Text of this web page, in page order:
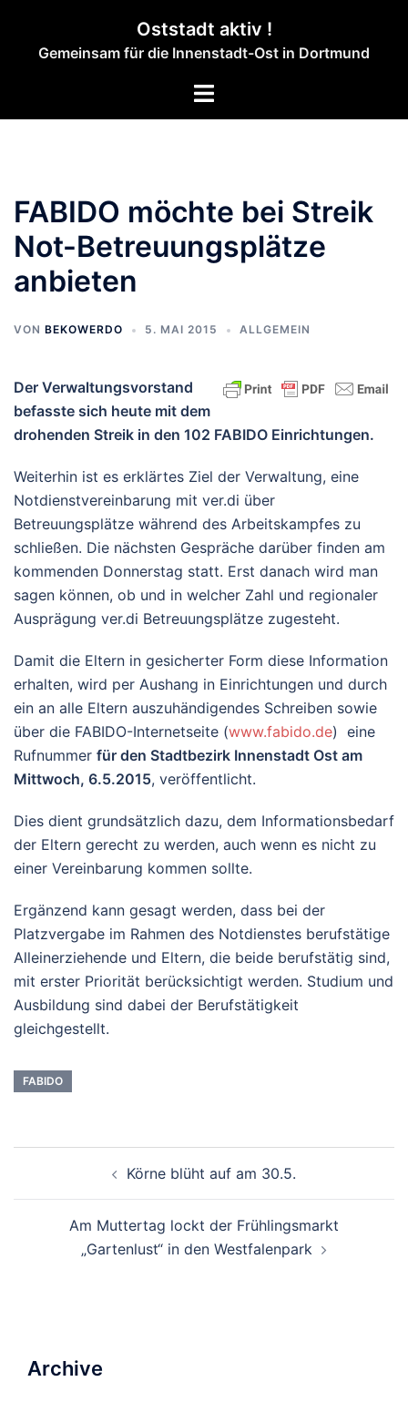
springen
Oststadt aktiv !
Gemeinsam für die Innenstadt-Ost in Dortmund
Menü
FABIDO möchte bei Streik
Not-Betreuungsplätze
anbieten
VON BEKOWERDO 5. MAI 2015 ALLGEMEIN
Der Verwaltungsvorstand
befasste sich heute mit dem
drohenden Streik in den 102 FABIDO Einrichtungen.
Weiterhin ist es erklärtes Ziel der Verwaltung, eine
Notdienstvereinbarung mit ver.di über
Betreuungsplätze während des Arbeitskampfes zu
schließen. Die nächsten Gespräche darüber finden am
kommenden Donnerstag statt. Erst danach wird man
sagen können, ob und in welcher Zahl und regionaler
Ausprägung ver.di Betreuungsplätze zugesteht.
Damit die Eltern in gesicherter Form diese Information
erhalten, wird per Aushang in Einrichtungen und durch
ein an alle Eltern auszuhändigendes Schreiben sowie
über die FABIDO-Internetseite (www.fabido.de) eine
Rufnummer für den Stadtbezirk Innenstadt Ost am
Mittwoch, 6.5.2015, veröffentlicht.
Dies dient grundsätzlich dazu, dem Informationsbedarf
der Eltern gerecht zu werden, auch wenn es nicht zu
einer Vereinbarung kommen sollte.
Ergänzend kann gesagt werden, dass bei der
Platzvergabe im Rahmen des Notdienstes berufstätige
Alleinerziehende und Eltern, die beide berufstätig sind,
mit erster Priorität berücksichtigt werden. Studium und
Ausbildung sind dabei der Berufstätigkeit
gleichgestellt.
FABIDO
Navigation Körne blüht auf am 30.5.
Am Muttertag lockt der Frühlingsmarkt
„Gartenlust“ in den Westfalenpark
Archive